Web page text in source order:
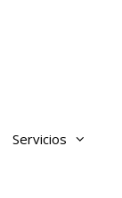
Servicios